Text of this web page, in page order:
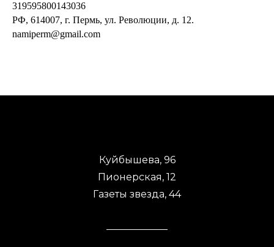
319595800143036
РФ, 614007, г. Пермь, ул. Революции, д. 12.
namiperm@gmail.com
Куйбышева, 96
Пионерская, 12
Газеты звезда, 44